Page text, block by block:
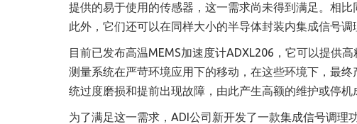
提供的易于使用的传感器，这一需求尚未得到满足。相
此外，它们还可以在同样大小的半导体封装内集成信号调
目前已发布高温MEMS加速度计ADXL206 ，它可以提供
测量系统在严苛环境应用下的移动，在这些环境下，最
统过度磨损和提前出现故障，由此产生高额的维护或停机
为了满足这一需求，ADI公司新开发了一款集成信号调理